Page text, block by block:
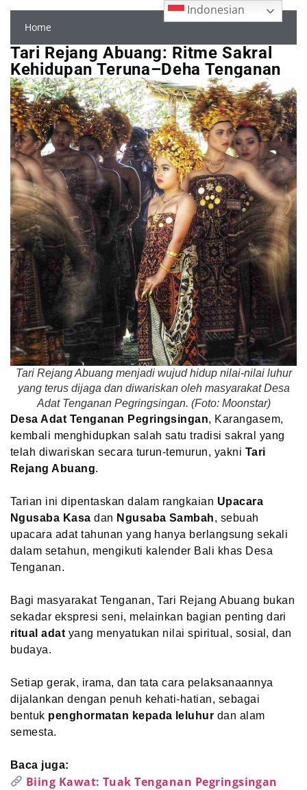
Home
Tari Rejang Abuang: Ritme Sakral
Kehidupan Teruna–Deha Tenganan
Tari Rejang Abuang menjadi wujud hidup nilai-nilai luhur
yang terus dijaga dan diwariskan oleh masyarakat Desa
Adat Tenganan Pegringsingan. (Foto: Moonstar)
Desa Adat Tenganan Pegringsingan, Karangasem,
kembali menghidupkan salah satu tradisi sakral yang
telah diwariskan secara turun-temurun, yakni Tari
Rejang Abuang.
Tarian ini dipentaskan dalam rangkaian Upacara
Ngusaba Kasa dan Ngusaba Sambah, sebuah
upacara adat tahunan yang hanya berlangsung sekali
dalam setahun, mengikuti kalender Bali khas Desa
Tenganan.
Bagi masyarakat Tenganan, Tari Rejang Abuang bukan
sekadar ekspresi seni, melainkan bagian penting dari
ritual adat yang menyatukan nilai spiritual, sosial, dan
budaya.
Setiap gerak, irama, dan tata cara pelaksanaannya
dijalankan dengan penuh kehati-hatian, sebagai
bentuk penghormatan kepada leluhur dan alam
semesta.
Baca juga:
Biing Kawat: Tuak Tenganan Pegringsingan
Indonesian